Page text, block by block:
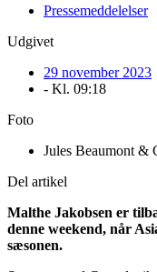
Pressemeddelelser
Udgivet
29 november 2023
- Kl. 09:18
Foto
Jules Beaumont &
Del artikel
Malthe Jakobsen er
denne weekend, når
sæsonen.